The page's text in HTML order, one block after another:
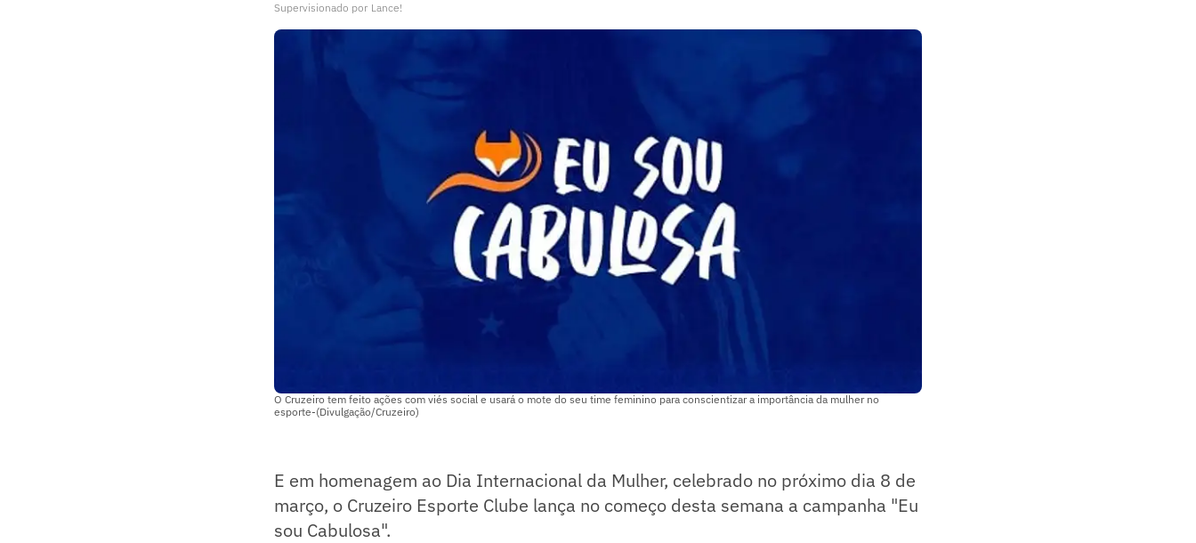
Supervisionado por Lance!
O Cruzeiro tem feito ações com viés social e usará o mote do seu time feminino para conscientizar a importância da mulher no
esporte-(Divulgação/Cruzeiro)
E em homenagem ao Dia Internacional da Mulher, celebrado no próximo dia 8 de
março, o Cruzeiro Esporte Clube lança no começo desta semana a campanha "Eu
sou Cabulosa".